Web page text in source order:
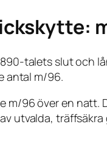
talets slut och
antal m/96.
m/96 över en
utvalda,